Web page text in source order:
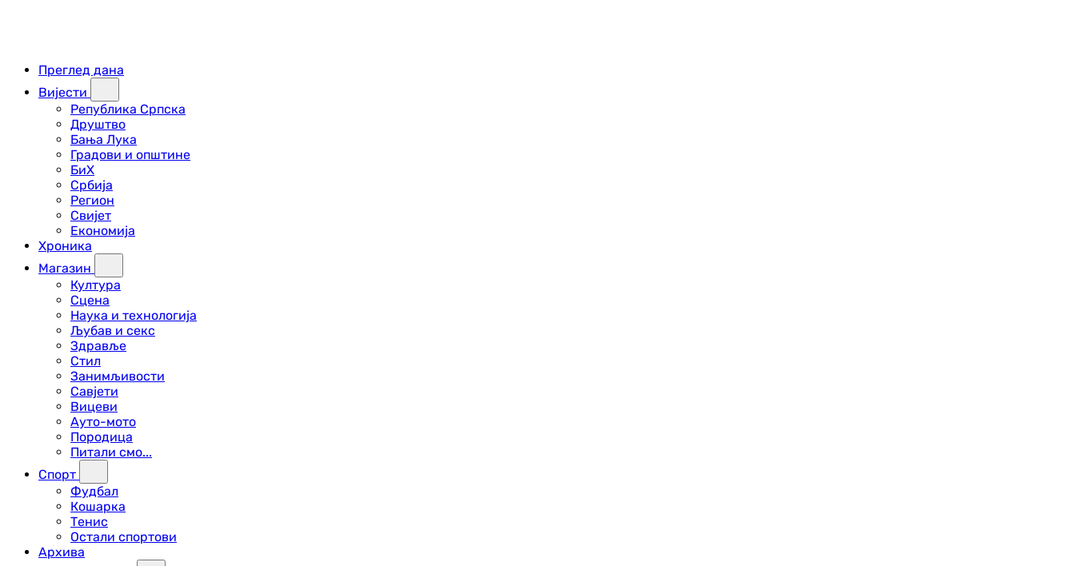
Преглед дана
Вијести
Република Српска
Друштво
Бања Лука
Градови и општине
БиХ
Србија
Регион
Свијет
Економија
Хроника
Магазин
Култура
Сцена
Наука и технологија
Љубав и секс
Здравље
Стил
Занимљивости
Савјети
Вицеви
Ауто-мото
Породица
Питали смо...
Спорт
Фудбал
Кошарка
Тенис
Остали спортови
Архива